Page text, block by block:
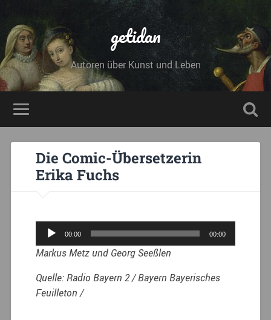
getidan
Autoren über Kunst und Leben
Die Comic-Übersetzerin
Erika Fuchs
Audio-
Player
00:00 00:00
Markus Metz und Georg Seeßlen
Quelle: Radio Bayern 2 / Bayern Bayerisches
Feuilleton /